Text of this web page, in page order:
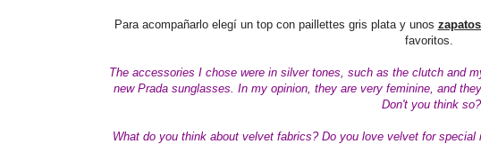
Para acompañarlo elegí un top con paillettes gris plata y unos
favoritos.
The accessories I chose were in silver tones, such as the clutch and
new Prada sunglasses. In my opinion, they are very feminine, and
Don't you think so?
What do you think about velvet fabrics? Do you love velvet for special